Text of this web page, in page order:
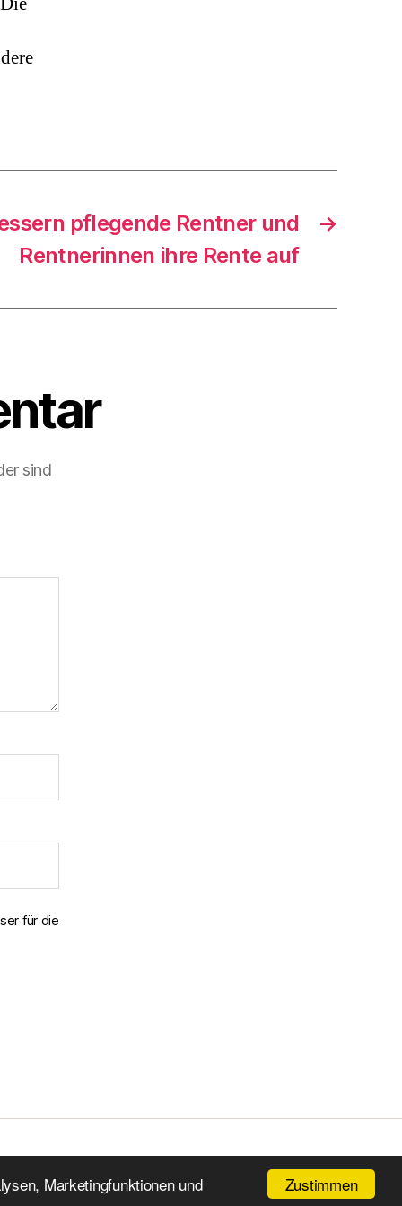
Zustimmen
Marketingfunktionen und
auf
Gesundheitskrisen
→
pflegende Rentner und
Rentnerinnen ihre Rente auf
sind
für die
Nach oben↑